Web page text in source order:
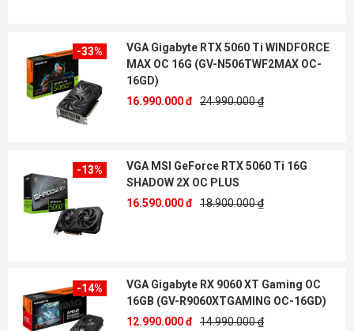
-33%
VGA Gigabyte RTX 5060 Ti WINDFORCE
MAX OC 16G (GV-N506TWF2MAX OC-
16GD)
16.990.000 đ 24.990.000 ₫
-13%
VGA MSI GeForce RTX 5060 Ti 16G
SHADOW 2X OC PLUS
16.590.000 đ 18.900.000 ₫
-14%
VGA Gigabyte RX 9060 XT Gaming OC
16GB (GV-R9060XTGAMING OC-16GD)
12.990.000 đ 14.990.000 ₫